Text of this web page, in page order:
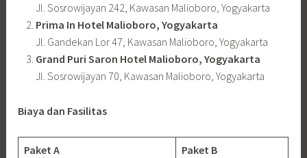
Jl. Sosrowijayan 242, Kawasan Malioboro, Yogyakarta
Prima In Hotel Malioboro, Yogyakarta
Jl. Gandekan Lor 47, Kawasan Malioboro, Yogyakarta
Grand Puri Saron Hotel Malioboro, Yogyakarta
Jl. Sosrowijayan 70, Kawasan Malioboro, Yogyakarta
Biaya dan Fasilitas
Paket A
Paket B